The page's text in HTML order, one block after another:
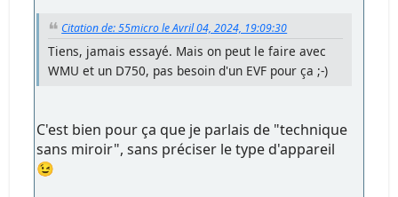
Citation de: 55micro le Avril 04, 2024, 19:09:30
Tiens, jamais essayé. Mais on peut le faire avec
WMU et un D750, pas besoin d'un EVF pour ça ;-)
C'est bien pour ça que je parlais de "technique
sans miroir", sans préciser le type d'appareil
😉